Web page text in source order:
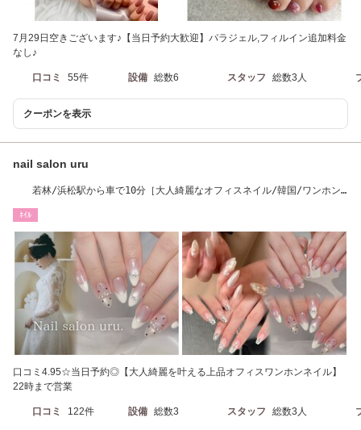
7月29日空きございます♪【当日予約大歓迎】パラジェル,フィルイン追加料金
なし♪
口コミ 55件 設備 総数6 スタッフ 総数3人
クーポンを表示
nail salon uru
若林/浜松駅から車で10分［大人綺麗なオフィスネイル/韓国/ワンホン/
ﾈｲﾙ
口コミ4.95☆当日予約◎【大人綺麗を叶える上品オフィスワンホンネイル】
22時まで営業
口コミ 122件 設備 総数3 スタッフ 総数3人